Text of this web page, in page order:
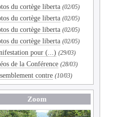
du cortège liberta (02/05)
du cortège liberta (02/05)
du cortège liberta (02/05)
du cortège liberta (02/05)
pour (...) (29/03)
de la Conférence (28/03)
contre (10/03)
Zoom